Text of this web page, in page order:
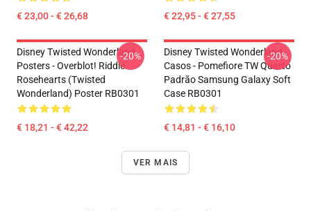
€ 23,00 - € 26,68 € 22,95 - € 27,55
Disney Twisted Wonderland
Posters - Overblot! Riddle
Rosehearts (Twisted
Wonderland) Poster RB0301
€ 18,21 - € 42,22
-20%
Disney Twisted Wonderland
Casos - Pomefiore TW Quarto
Padrão Samsung Galaxy Soft
Case RB0301
€ 14,81 - € 16,10
-20%
VER MAIS